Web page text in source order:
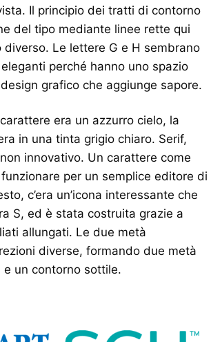
Il principio dei tratti di contorno
del tipo mediante linee rette qui
diverso. Le lettere G e H sembrano
perché hanno uno spazio
grafico che aggiunge sapore.
era un azzurro cielo, la
in una tinta grigio chiaro. Serif,
innovativo. Un carattere come
per un semplice editore di
c’era un’icona interessante che
S, ed è stata costruita grazie a
allungati. Le due metà
diverse, formando due metà
e un contorno sottile.